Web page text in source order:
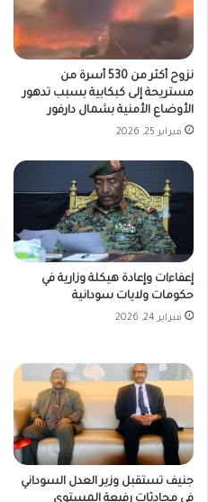
نزوح أكثر من 530 أسرة من
مستريحة إلى كبكابية بسبب تدهور
الأوضاع الأمنية بشمال دارفور
فبراير 25, 2026
إعفاءات وإعادة هيكلة وزارية في
حكومات ولايات سودانية
فبراير 24, 2026
جنيف تستقبل وزير العدل السوداني
في محادثات رفيعة المستوى